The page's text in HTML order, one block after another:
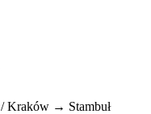
/Kraków → Stambuł